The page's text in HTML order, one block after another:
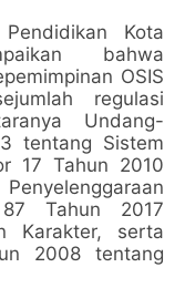
Kota
bahwa
OSIS
regulasi
Undang-
tentang Sistem
17 Tahun 2010
Tahun 2017
Karakter, serta
2008 tentang